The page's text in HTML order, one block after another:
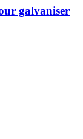
galvaniser